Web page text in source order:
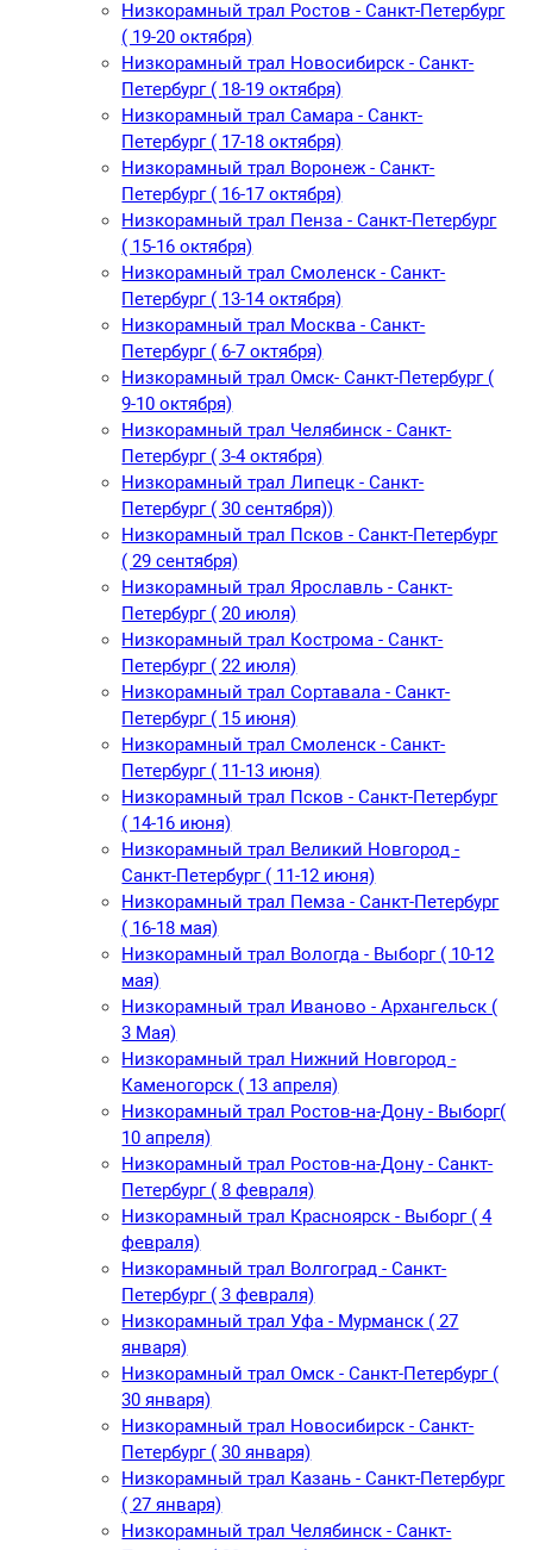
Низкорамный трал Ростов - Санкт-Петербург
( 19-20 октября)
Низкорамный трал Новосибирск - Санкт-
Петербург ( 18-19 октября)
Низкорамный трал Самара - Санкт-
Петербург ( 17-18 октября)
Низкорамный трал Воронеж - Санкт-
Петербург ( 16-17 октября)
Низкорамный трал Пенза - Санкт-Петербург
( 15-16 октября)
Низкорамный трал Смоленск - Санкт-
Петербург ( 13-14 октября)
Низкорамный трал Москва - Санкт-
Петербург ( 6-7 октября)
Низкорамный трал Омск- Санкт-Петербург (
9-10 октября)
Низкорамный трал Челябинск - Санкт-
Петербург ( 3-4 октября)
Низкорамный трал Липецк - Санкт-
Петербург ( 30 сентября))
Низкорамный трал Псков - Санкт-Петербург
( 29 сентября)
Низкорамный трал Ярославль - Санкт-
Петербург ( 20 июля)
Низкорамный трал Кострома - Санкт-
Петербург ( 22 июля)
Низкорамный трал Сортавала - Санкт-
Петербург ( 15 июня)
Низкорамный трал Смоленск - Санкт-
Петербург ( 11-13 июня)
Низкорамный трал Псков - Санкт-Петербург
( 14-16 июня)
Низкорамный трал Великий Новгород -
Санкт-Петербург ( 11-12 июня)
Низкорамный трал Пемза - Санкт-Петербург
( 16-18 мая)
Низкорамный трал Вологда - Выборг ( 10-12
мая)
Низкорамный трал Иваново - Архангельск (
3 Мая)
Низкорамный трал Нижний Новгород -
Каменогорск ( 13 апреля)
Низкорамный трал Ростов-на-Дону - Выборг(
10 апреля)
Низкорамный трал Ростов-на-Дону - Санкт-
Петербург ( 8 февраля)
Низкорамный трал Красноярск - Выборг ( 4
февраля)
Низкорамный трал Волгоград - Санкт-
Петербург ( 3 февраля)
Низкорамный трал Уфа - Мурманск ( 27
января)
Низкорамный трал Омск - Санкт-Петербург (
30 января)
Низкорамный трал Новосибирск - Санкт-
Петербург ( 30 января)
Низкорамный трал Казань - Санкт-Петербург
( 27 января)
Низкорамный трал Челябинск - Санкт-